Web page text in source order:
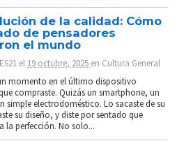
de la calidad: Cómo
de pensadores
el mundo
el 19 octubre, 2025 en Cultura General
momento en el último dispositivo
compraste. Quizás un smartphone, un
simple electrodoméstico. Lo sacaste de su
su diseño, y diste por sentado que
la perfección. No solo...